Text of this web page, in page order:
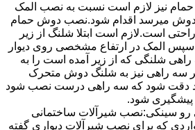
نیز لازم است نسبت به نصب المک
دوش میرسد اقدام شود.نصب دوش حمام
است.لازم است ابتلا شلنگ از زیر
المک در ارتفاع مشخصی روی دیوار
راهی شلنگی که از زیر آمده است را به
سه راهی نیز به شلنگ دوش متحرک
دقت شود که سه راهی درست نصب شود
شود.
رو سینکی:نصب شیرآلات ساختمانی
که برای نصب شیرآلات دیواری گفته